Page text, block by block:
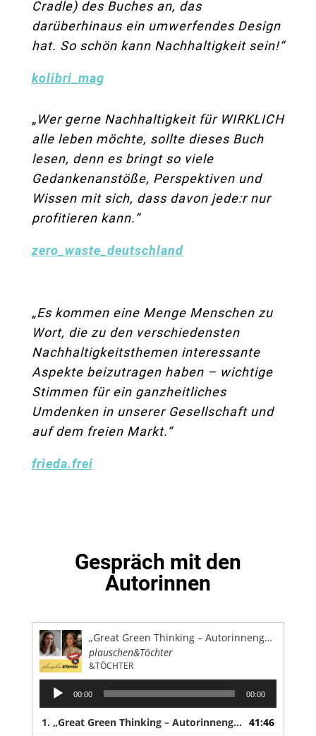
Cradle) des Buches an, das
darüberhinaus ein umwerfendes Design
hat. So schön kann Nachhaltigkeit sein!“
kolibri_mag
„Wer gerne Nachhaltigkeit für WIRKLICH
alle leben möchte, sollte dieses Buch
lesen, denn es bringt so viele
Gedankenanstöße, Perspektiven und
Wissen mit sich, dass davon jede:r nur
profitieren kann.“
zero_waste_deutschland
„Es kommen eine Menge Menschen zu
Wort, die zu den verschiedensten
Nachhaltigkeitsthemen interessante
Aspekte beizutragen haben – wichtige
Stimmen für ein ganzheitliches
Umdenken in unserer Gesellschaft und
auf dem freien Markt.“
frieda.frei
Gespräch mit den
Autorinnen
„Great Green Thinking – Autorinnengespräch mit Milena Zwerenz und Jennifer Hauwehde“
plauschen&Töchter
&TÖCHTER
Audio-
Player
00:00 00:00
1. „Great Green Thinking – Autorinnengespräch mit Milena Zwerenz und Jennifer Hauwehde“ 41:46